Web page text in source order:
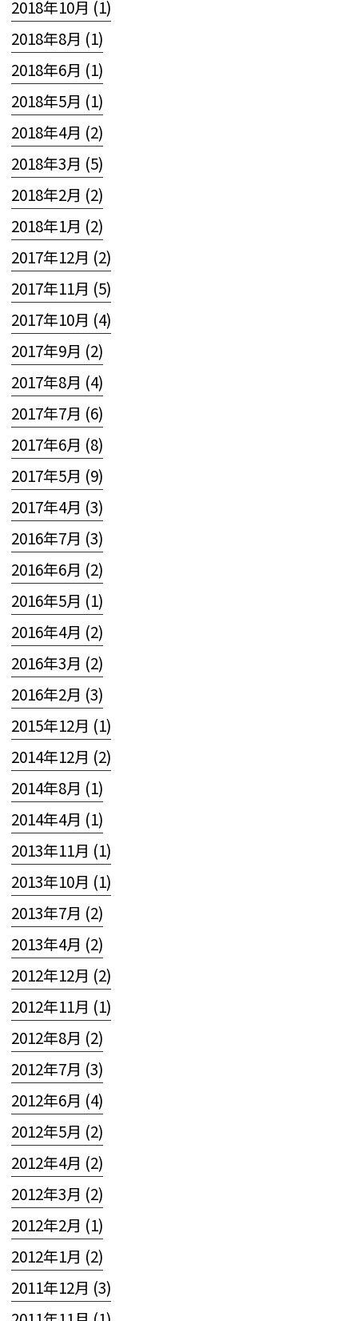
2018年10月 (1)
2018年8月 (1)
2018年6月 (1)
2018年5月 (1)
2018年4月 (2)
2018年3月 (5)
2018年2月 (2)
2018年1月 (2)
2017年12月 (2)
2017年11月 (5)
2017年10月 (4)
2017年9月 (2)
2017年8月 (4)
2017年7月 (6)
2017年6月 (8)
2017年5月 (9)
2017年4月 (3)
2016年7月 (3)
2016年6月 (2)
2016年5月 (1)
2016年4月 (2)
2016年3月 (2)
2016年2月 (3)
2015年12月 (1)
2014年12月 (2)
2014年8月 (1)
2014年4月 (1)
2013年11月 (1)
2013年10月 (1)
2013年7月 (2)
2013年4月 (2)
2012年12月 (2)
2012年11月 (1)
2012年8月 (2)
2012年7月 (3)
2012年6月 (4)
2012年5月 (2)
2012年4月 (2)
2012年3月 (2)
2012年2月 (1)
2012年1月 (2)
2011年12月 (3)